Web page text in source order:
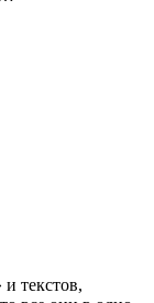
текстов,